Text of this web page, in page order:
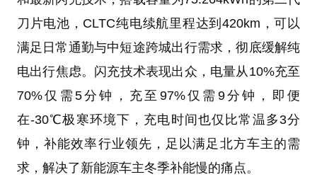
刀片电池，CLTC纯电续航里程达到420km，可以
满足日常通勤与中短途跨城出行需求，彻底缓解纯
电出行焦虑。闪充技术表现出众，电量从10%充至
70%仅需5分钟，充至97%仅需9分钟，即便
在-30℃极寒环境下，充电时间也仅比常温多3分
钟，补能效率行业领先，足以满足北方车主的需
求，解决了新能源车主冬季补能慢的痛点。